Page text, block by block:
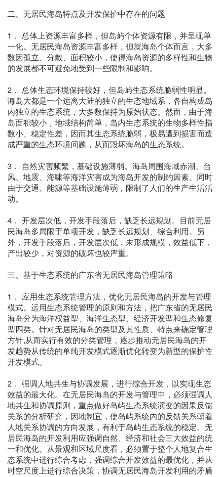
二、无居民海岛特点及开发保护中存在的问题
1． 总体上资源丰富多样，但岛屿个体资源有限，并呈现单
一化。无居民海岛资源丰富多样，但就海岛个体而言，大多
数因孤立、分散、面积较小，使得海岛资源的多样性和生物
的发展都不可避免地受到一些限制和影响。
2． 总体生态环境保持较好，但岛屿生态系统脆弱性明显。
海岛大都是一个远离大陆的独立的生态地域系，各自构成岛
内独立的生态系统，大多数保持为原始状态。然而，由于海
岛面积较小，地域结构简单，岛内生态系统的生物多样性指
数小、稳定性差，因而其生态系统脆弱，极易遭到损害而造
成严重的生态环境问题，从而毁坏海岛的生态系统。
3． 自然灾害频繁，基础设施薄弱。海岛周围海域赤潮、台
风、地震、海啸等海洋灾害成为海岛开发的制约因素。同时
由于交通、能源等基础设施薄弱，限制了人们的生产生活活
动。
4． 开发层次低，开发手段落后，缺乏长远规划。目前无居
民海岛多局限于单项开发，缺乏长远规划、综合利用。另
外，开发手段落后，开发层次低，未形成规模，效益低下，
产出较少，对资源的破坏也较严重。
三、基于生态系统的广东省无居民海岛管理策略
1． 应用生态系统管理方法，优化无居民海岛的开发与管理
模式。运用生态系统管理的原则和方法，把广东省的无居民
海岛分为海洋权益型、海洋生态型、经济开发型和生态修复
型四类。针对无居民海岛的类型及其性质、特点来确定管理
方针,从而实行有效的分类管理，逐步推动无居民海岛的开
发趋势从传统的单纯开发模式逐渐优化转变为新型的保护性
开发模式。
2． 强调人地共生与协调发展，进行综合开发，以实现生态
效益的最大化。在无居民海岛的开发与管理中，必须强调人
地共生和协调原则，重点做好岛屿生态系统演变的因果反馈
关系的分析研究，因地制宜，使岛屿系统内的反馈关系朝着
人地关系协调的方向发展，有利于岛屿生态系统的稳定。无
居民海岛的开发利用应强调自然、经济和社会三大效益的统
一和优化。从景观和区域尺度看，必须置于整个人地复合生
态系统中进行综合考虑，强调综合开发效益的最优化，并从
时空尺度上进行综合决策，协调无居民海岛开发利用的矛盾